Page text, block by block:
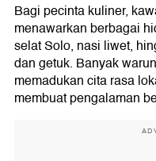
Bagi pecinta kuliner,
menawarkan berbagai
selat Solo, nasi liwet,
dan getuk. Banyak
memadukan cita rasa
membuat pengalaman